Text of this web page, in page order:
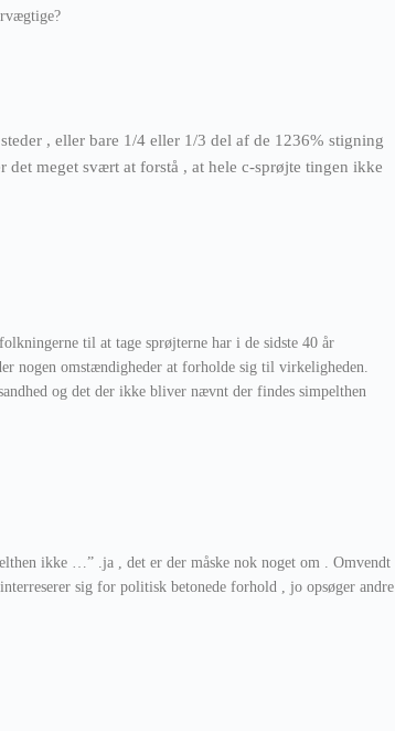
, eller bare 1/4 eller 1/3 del af de 1236% stigning
det meget svært at forstå , at hele c-sprøjte tingen ikke
til at tage sprøjterne har i de sidste 40 år
nogen omstændigheder at forholde sig til virkeligheden.
og det der ikke bliver nævnt der findes simpelthen
ikke …” .ja , det er der måske nok noget om . Omvendt
sig for politisk betonede forhold , jo opsøger andre